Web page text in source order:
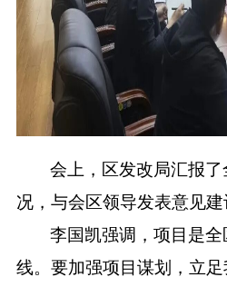
会上，区发改局汇报
况，与会区领导发表意见建
李国凯强调，项目是
线。要加强项目谋划，立